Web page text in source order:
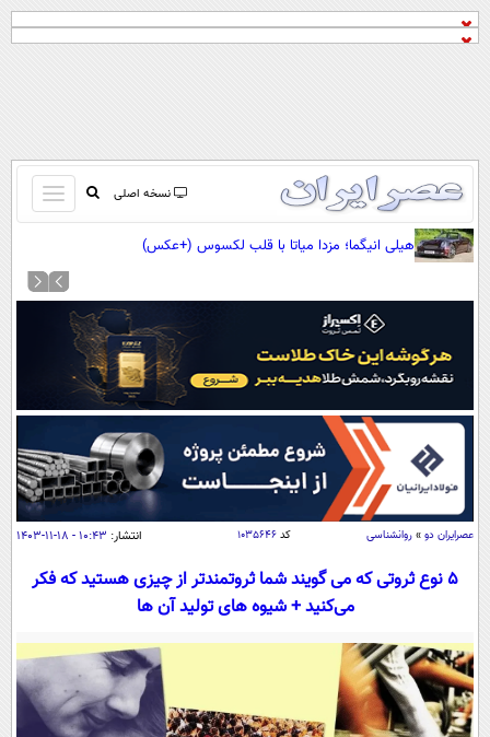
نسخه اصلی
باز
و
کردن
صفحه اول
آرشیو
نظرسنجی
آب و هوا
اوقات شرعی
سواد زندگی
اقتصاد
اقتصادی
خودرو
جامعه
اجتماعی
حوادث
یک برش دانایی
ورزشی
بین الملل
علم و دانش
هیلی انیگما؛ مزدا میاتا با قلب لکسوس (+عکس)
عصرايران دو » روانشناسی کد ۱۰۳۵۶۴۶ انتشار: ۱۰:۴۳ - ۱۸-۱۱-۱۴۰۳
۵ نوع ثروتی که می‌ گویند شما ثروتمندتر از چیزی هستید که فکر
می‌کنید + شیوه‌ های تولید آن‌ ها